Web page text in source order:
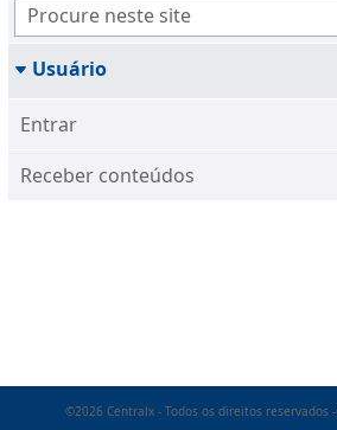
Usuário
Entrar
Receber conteúdos
©2026 Centralx - Todos os direitos reservados -